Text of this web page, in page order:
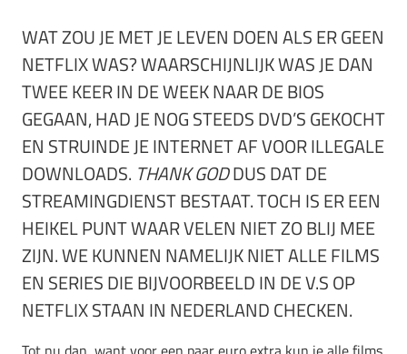
WAT ZOU JE MET JE LEVEN DOEN ALS ER GEEN
NETFLIX WAS? WAARSCHIJNLIJK WAS JE DAN
TWEE KEER IN DE WEEK NAAR DE BIOS
GEGAAN, HAD JE NOG STEEDS DVD’S GEKOCHT
EN STRUINDE JE INTERNET AF VOOR ILLEGALE
DOWNLOADS. THANK GODDUS DAT DE
STREAMINGDIENST BESTAAT. TOCH IS ER EEN
HEIKEL PUNT WAAR VELEN NIET ZO BLIJ MEE
ZIJN. WE KUNNEN NAMELIJK NIET ALLE FILMS
EN SERIES DIE BIJVOORBEELD IN DE V.S OP
NETFLIX STAAN IN NEDERLAND CHECKEN.